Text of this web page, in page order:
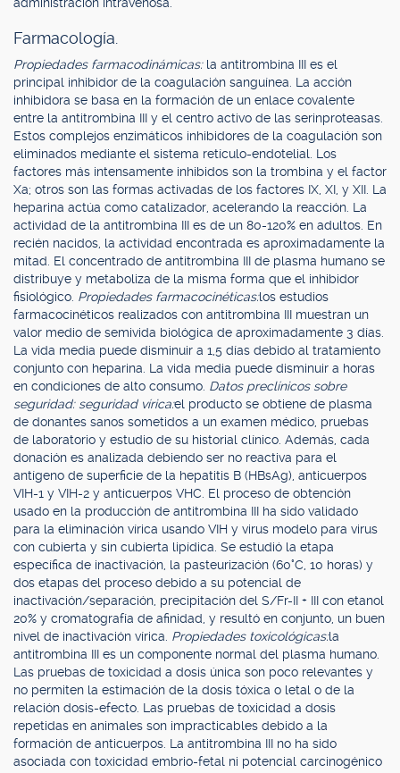
Farmacología.
Propiedades farmacodinámicas: la antitrombina III es el
principal inhibidor de la coagulación sanguínea. La acción
inhibidora se basa en la formación de un enlace covalente
entre la antitrombina III y el centro activo de las serinproteasas.
Estos complejos enzimáticos inhibidores de la coagulación son
eliminados mediante el sistema retículo-endotelial. Los
factores más intensamente inhibidos son la trombina y el factor
Xa; otros son las formas activadas de los factores IX, XI, y XII. La
heparina actúa como catalizador, acelerando la reacción. La
actividad de la antitrombina III es de un 80-120% en adultos. En
recién nacidos, la actividad encontrada es aproximadamente la
mitad. El concentrado de antitrombina III de plasma humano se
distribuye y metaboliza de la misma forma que el inhibidor
fisiológico. Propiedades farmacocinéticas:los estudios
farmacocinéticos realizados con antitrombina III muestran un
valor medio de semivida biológica de aproximadamente 3 días.
La vida media puede disminuir a 1,5 días debido al tratamiento
conjunto con heparina. La vida media puede disminuir a horas
en condiciones de alto consumo. Datos preclínicos sobre
seguridad: seguridad vírica:el producto se obtiene de plasma
de donantes sanos sometidos a un examen médico, pruebas
de laboratorio y estudio de su historial clínico. Además, cada
donación es analizada debiendo ser no reactiva para el
antígeno de superficie de la hepatitis B (HBsAg), anticuerpos
VIH-1 y VIH-2 y anticuerpos VHC. El proceso de obtención
usado en la producción de antitrombina III ha sido validado
para la eliminación vírica usando VIH y virus modelo para virus
con cubierta y sin cubierta lipídica. Se estudió la etapa
específica de inactivación, la pasteurización (60°C, 10 horas) y
dos etapas del proceso debido a su potencial de
inactivación/separación, precipitación del S/Fr-II + III con etanol
20% y cromatografía de afinidad, y resultó en conjunto, un buen
nivel de inactivación vírica. Propiedades toxicológicas:la
antitrombina III es un componente normal del plasma humano.
Las pruebas de toxicidad a dosis única son poco relevantes y
no permiten la estimación de la dosis tóxica o letal o de la
relación dosis-efecto. Las pruebas de toxicidad a dosis
repetidas en animales son impracticables debido a la
formación de anticuerpos. La antitrombina III no ha sido
asociada con toxicidad embrio-fetal ni potencial carcinogénico